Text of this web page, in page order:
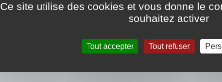
Ce site utilise des cookies et vous donne le
souhaitez activer
Tout accepter Tout refuser